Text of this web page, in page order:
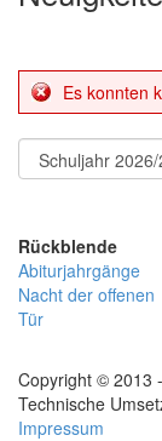
Es konnten
Rückblende
Abiturjahrgänge
Nacht der offenen
Tür
Copyright © 2013
Technische
Impressum